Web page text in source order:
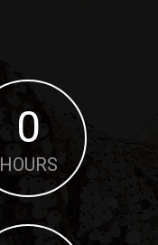
0
HOURS